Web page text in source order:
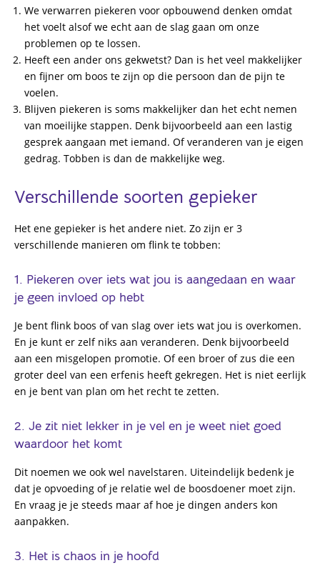
We verwarren piekeren voor opbouwend denken omdat
het voelt alsof we echt aan de slag gaan om onze
problemen op te lossen.
Heeft een ander ons gekwetst? Dan is het veel makkelijker
en fijner om boos te zijn op die persoon dan de pijn te
voelen.
Blijven piekeren is soms makkelijker dan het echt nemen
van moeilijke stappen. Denk bijvoorbeeld aan een lastig
gesprek aangaan met iemand. Of veranderen van je eigen
gedrag. Tobben is dan de makkelijke weg.
Verschillende soorten gepieker
Het ene gepieker is het andere niet. Zo zijn er 3
verschillende manieren om flink te tobben:
1. Piekeren over iets wat jou is aangedaan en waar
je geen invloed op hebt
Je bent flink boos of van slag over iets wat jou is overkomen.
En je kunt er zelf niks aan veranderen. Denk bijvoorbeeld
aan een misgelopen promotie. Of een broer of zus die een
groter deel van een erfenis heeft gekregen. Het is niet eerlijk
en je bent van plan om het recht te zetten.
2. Je zit niet lekker in je vel en je weet niet goed
waardoor het komt
Dit noemen we ook wel navelstaren. Uiteindelijk bedenk je
dat je opvoeding of je relatie wel de boosdoener moet zijn.
En vraag je je steeds maar af hoe je dingen anders kon
aanpakken.
3. Het is chaos in je hoofd